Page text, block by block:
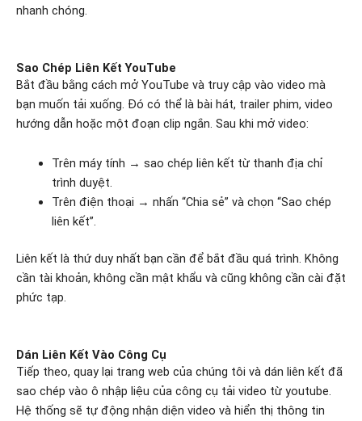
nhanh chóng.
Sao Chép Liên Kết YouTube
Bắt đầu bằng cách mở YouTube và truy cập vào video mà
bạn muốn tải xuống. Đó có thể là bài hát, trailer phim, video
hướng dẫn hoặc một đoạn clip ngắn. Sau khi mở video:
Trên máy tính → sao chép liên kết từ thanh địa chỉ
trình duyệt.
Trên điện thoại → nhấn “Chia sẻ” và chọn “Sao chép
liên kết”.
Liên kết là thứ duy nhất bạn cần để bắt đầu quá trình. Không
cần tài khoản, không cần mật khẩu và cũng không cần cài đặt
phức tạp.
Dán Liên Kết Vào Công Cụ
Tiếp theo, quay lại trang web của chúng tôi và dán liên kết đã
sao chép vào ô nhập liệu của công cụ tải video từ youtube.
Hệ thống sẽ tự động nhận diện video và hiển thị thông tin